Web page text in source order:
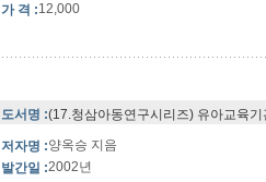
가 격 :12,000
도서명 :(17.청삼아동연구시리즈) 유아교육
저자명 :양옥승 지음
발간일 :2002년